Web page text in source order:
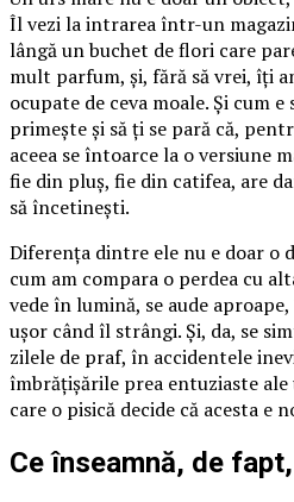
Îl vezi la intrarea într-un
lângă un buchet de flori care
mult parfum, și, fără să vrei, îți
ocupate de ceva moale. Și cum
primește și să ți se pară că,
aceea se întoarce la o versiune
fie din pluș, fie din catifea, are
să încetinești.
Diferența dintre ele nu e doar o
cum am compara o perdea cu
vede în lumină, se aude
ușor când îl strângi. Și, da, se
zilele de praf, în accidentele
îmbrățișările prea entuziaste
care o pisică decide că acesta e
Ce înseamnă, de fapt,